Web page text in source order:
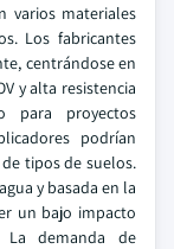
varios materiales
Los fabricantes
centrándose en
y alta resistencia
para proyectos
podrían
tipos de suelos.
y basada en la
un bajo impacto
La demanda de